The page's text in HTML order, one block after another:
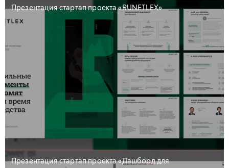
Презентация стартап проекта «RUNETLEX»
Презентация стартап проекта «Дашборд для